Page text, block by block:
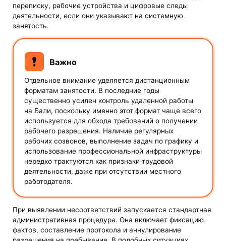
переписку, рабочие устройства и цифровые следы
деятельности, если они указывают на системную
занятость.
Важно
Отдельное внимание уделяется дистанционным
форматам занятости. В последние годы
существенно усилен контроль удаленной работы
на Бали, поскольку именно этот формат чаще всего
используется для обхода требований о получении
рабочего разрешения. Наличие регулярных
рабочих созвонов, выполнение задач по графику и
использование профессиональной инфраструктуры
нередко трактуются как признаки трудовой
деятельности, даже при отсутствии местного
работодателя.
При выявлении несоответствий запускается стандартная
административная процедура. Она включает фиксацию
фактов, составление протокола и аннулирование